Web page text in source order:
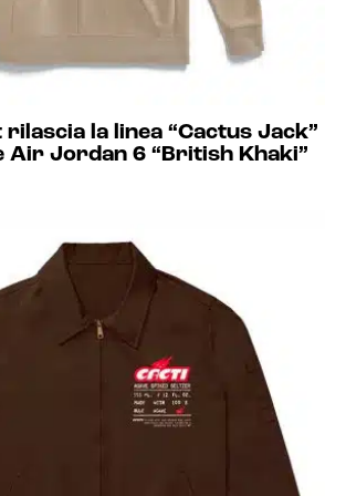
la linea “Cactus Jack”
Air Jordan 6 “British Khaki”